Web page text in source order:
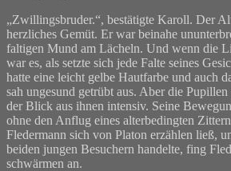
„Zwillingsbruder.“, bestätigte Karoll. Der
herzliches Gemüt. Er war beinahe
faltigen Mund am Lächeln. Und wenn die
war es, als setzte sich jede Falte seines
hatte eine leicht gelbe Hautfarbe und auch
sah ungesund getrübt aus. Aber die
der Blick aus ihnen intensiv. Seine
ohne den Anflug eines alterbedingten
Fledermann sich von Platon erzählen ließ,
beiden jungen Besuchern handelte, fing
schwärmen an.